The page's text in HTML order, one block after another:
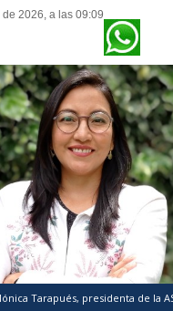
2026, a las 09:09
Tarapués, presidenta de la